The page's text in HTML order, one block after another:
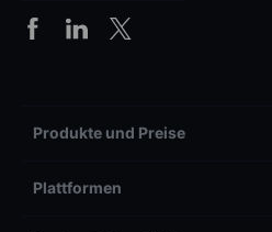
Produkte und Preise
Plattformen